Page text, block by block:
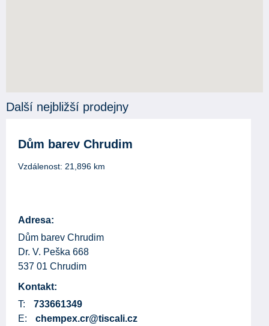
Další nejbližší prodejny
Dům barev Chrudim
Vzdálenost: 21,896 km
Adresa:
Dům barev Chrudim
Dr. V. Peška 668
537 01 Chrudim
Kontakt:
T:
733661349
E:
chempex.cr@tiscali.cz